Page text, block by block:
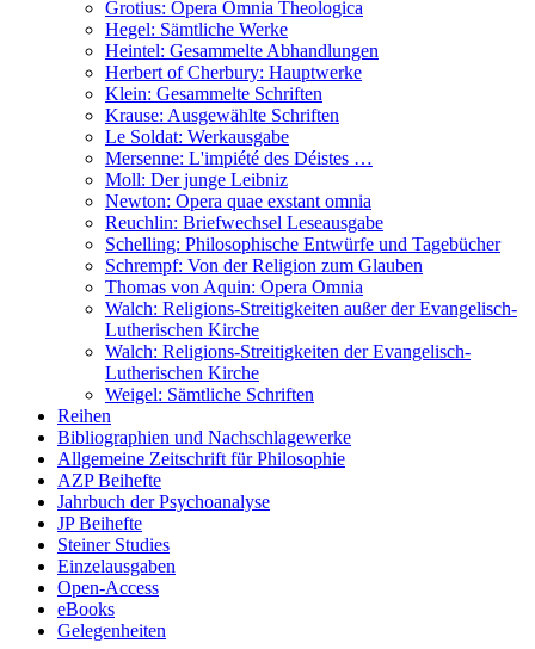
Grotius: Opera Omnia Theologica
Hegel: Sämtliche Werke
Heintel: Gesammelte Abhandlungen
Herbert of Cherbury: Hauptwerke
Klein: Gesammelte Schriften
Krause: Ausgewählte Schriften
Le Soldat: Werkausgabe
Mersenne: L'impiété des Déistes …
Moll: Der junge Leibniz
Newton: Opera quae exstant omnia
Reuchlin: Briefwechsel Leseausgabe
Schelling: Philosophische Entwürfe und Tagebücher
Schrempf: Von der Religion zum Glauben
Thomas von Aquin: Opera Omnia
Walch: Religions-Streitigkeiten außer der Evangelisch-
Lutherischen Kirche
Walch: Religions-Streitigkeiten der Evangelisch-
Lutherischen Kirche
Weigel: Sämtliche Schriften
Reihen
Bibliographien und Nachschlagewerke
Allgemeine Zeitschrift für Philosophie
AZP Beihefte
Jahrbuch der Psychoanalyse
JP Beihefte
Steiner Studies
Einzelausgaben
Open-Access
eBooks
Gelegenheiten